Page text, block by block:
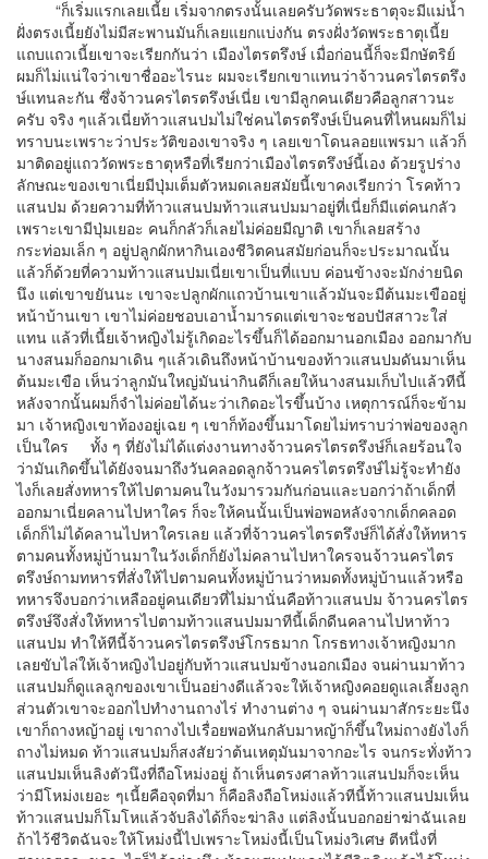
“ก็เริ่มแรกเลยเนี้ย เริ่มจากตรงนั้นเลยครับวัดพระธาตุจะมีแม่น้ำ
ฝั่งตรงเนี้ยยังไม่มีสะพานมันก็เลยแยกแบ่งกัน ตรงฝั่งวัดพระธาตุเนี้ย
แถบแถวเนี้ยเขาจะเรียกกันว่า เมืองไตรตรึงษ์ เมื่อก่อนนี้ก็จะมีกษัตริย์
ผมก็ไม่แน่ใจว่าเขาชื่ออะไรนะ ผมจะเรียกเขาแทนว่าจ้าวนครไตรตรึง
ษ์แทนละกัน ซึ่งจ้าวนครไตรตรึงษ์เนี่ย เขามีลูกคนเดียวคือลูกสาวนะ
ครับ จริง ๆแล้วเนี่ยท้าวแสนปมไม่ใช่คนไตรตรึงษ์เป็นคนที่ไหนผมก็ไม่
ทราบนะเพราะว่าประวัติของเขาจริง ๆ เลยเขาโดนลอยแพรมา แล้วก็
มาติดอยู่แถววัดพระธาตุหรือที่เรียกว่าเมืองไตรตรึงษ์นี้เอง ด้วยรูปร่าง
ลักษณะของเขาเนี่ยมีปุ่มเต็มตัวหมดเลยสมัยนี้เขาคงเรียกว่า โรคท้าว
แสนปม ด้วยความที่ท้าวแสนปมท้าวแสนปมมาอยู่ที่เนี่ยก็มีแต่คนกลัว
เพราะเขามีปุ่มเยอะ คนก็กลัวก็เลยไม่ค่อยมีญาติ เขาก็เลยสร้าง
กระท่อมเล็ก ๆ อยู่ปลูกผักหากินเองชีวิตคนสมัยก่อนก็จะประมาณนั้น
แล้วก็ด้วยที่ความท้าวแสนปมเนี่ยเขาเป็นที่แบบ ค่อนข้างจะมักง่ายนิด
นึง แต่เขาขยันนะ เขาจะปลูกผักแถวบ้านเขาแล้วมันจะมีต้นมะเขืออยู่
หน้าบ้านเขา เขาไม่ค่อยชอบเอาน้ำมารดแต่เขาจะชอบปัสสาวะใส่
แทน แล้วที่เนี้ยเจ้าหญิงไม่รู้เกิดอะไรขึ้นก็ได้ออกมานอกเมือง ออกมากับ
นางสนมก็ออกมาเดิน ๆแล้วเดินถึงหน้าบ้านของท้าวแสนปมดันมาเห็น
ต้นมะเขือ เห็นว่าลูกมันใหญ่มันน่ากินดีก็เลยให้นางสนมเก็บไปแล้วทีนี้
หลังจากนั้นผมก็จำไม่ค่อยได้นะว่าเกิดอะไรขึ้นบ้าง เหตุการณ์ก็จะข้าม
มา เจ้าหญิงเขาท้องอยู่เฉย ๆ เขาก็ท้องขึ้นมาโดยไม่ทราบว่าพ่อของลูก
เป็นใคร ทั้ง ๆ ที่ยังไม่ได้แต่งงานทางจ้าวนครไตรตรึงษ์ก็เลยร้อนใจ
ว่ามันเกิดขึ้นได้ยังจนมาถึงวันคลอดลูกจ้าวนครไตรตรึงษ์ไม่รู้จะทำยัง
ไงก็เลยสั่งทหารให้ไปตามคนในวังมารวมกันก่อนและบอกว่าถ้าเด็กที่
ออกมาเนี่ยคลานไปหาใคร ก็จะให้คนนั้นเป็นพ่อพอหลังจากเด็กคลอด
เด็กก็ไม่ได้คลานไปหาใครเลย แล้วที่จ้าวนครไตรตรึงษ์ก็ได้สั่งให้ทหาร
ตามคนทั้งหมู่บ้านมาในวังเด็กก็ยังไม่คลานไปหาใครจนจ้าวนครไตร
ตรึงษ์ถามทหารที่สั่งให้ไปตามคนทั้งหมู่บ้านว่าหมดทั้งหมู่บ้านแล้วหรือ
ทหารจึงบอกว่าเหลืออยู่คนเดียวที่ไม่มานั่นคือท้าวแสนปม จ้าวนครไตร
ตรึงษ์จึงสั่งให้ทหารไปตามท้าวแสนปมมาทีนี้เด็กดีนคลานไปหาท้าว
แสนปม ทำให้ทีนี้จ้าวนครไตรตรึงษ์โกรธมาก โกรธทางเจ้าหญิงมาก
เลยขับไล่ให้เจ้าหญิงไปอยู่กับท้าวแสนปมข้างนอกเมือง จนผ่านมาท้าว
แสนปมก็ดูแลลูกของเขาเป็นอย่างดีแล้วจะให้เจ้าหญิงคอยดูแลเลี้ยงลูก
ส่วนตัวเขาจะออกไปทำงานถางไร่ ทำงานต่าง ๆ จนผ่านมาสักระยะนึง
เขาก็ถางหญ้าอยู่ เขาถางไปเรื่อยพอหันกลับมาหญ้าก็ขึ้นใหม่ถางยังไงก็
ถางไม่หมด ท้าวแสนปมก็สงสัยว่าต้นเหตุมันมาจากอะไร จนกระทั่งท้าว
แสนปมเห็นลิงตัวนึงที่ถือโหม่งอยู่ ถ้าเห็นตรงศาลท้าวแสนปมก็จะเห็น
ว่ามีโหม่งเยอะ ๆเนี้ยคือจุดที่มา ก็คือลิงถือโหม่งแล้วทีนี้ท้าวแสนปมเห็น
ท้าวแสนปมก็โมโหแล้วจับลิงได้ก็จะฆ่าลิง แต่ลิงนั้นบอกอย่าฆ่าฉันเลย
ถ้าไว้ชีวิตฉันจะให้โหม่งนี้ไปเพราะโหม่งนี้เป็นโหม่งวิเศษ ตีหนึ่งที่